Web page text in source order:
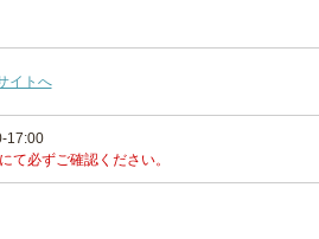
イトへ
17:00
必ずご確認ください。